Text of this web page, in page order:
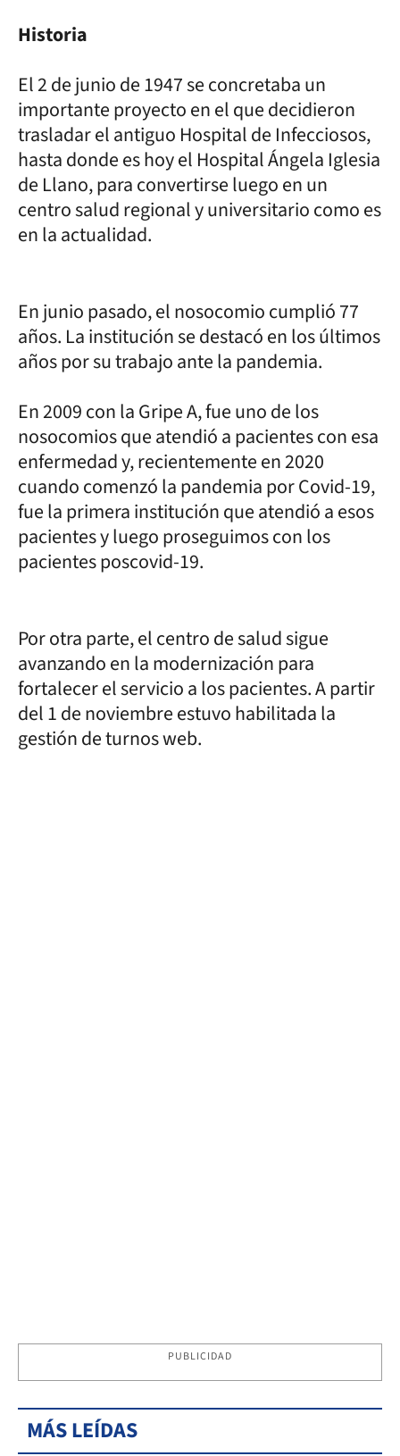
Historia
El 2 de junio de 1947 se concretaba un
importante proyecto en el que decidieron
trasladar el antiguo Hospital de Infecciosos,
hasta donde es hoy el Hospital Ángela Iglesia
de Llano, para convertirse luego en un
centro salud regional y universitario como es
en la actualidad.
En junio pasado, el nosocomio cumplió 77
años. La institución se destacó en los últimos
años por su trabajo ante la pandemia.
En 2009 con la Gripe A, fue uno de los
nosocomios que atendió a pacientes con esa
enfermedad y, recientemente en 2020
cuando comenzó la pandemia por Covid-19,
fue la primera institución que atendió a esos
pacientes y luego proseguimos con los
pacientes poscovid-19.
Por otra parte, el centro de salud sigue
avanzando en la modernización para
fortalecer el servicio a los pacientes. A partir
del 1 de noviembre estuvo habilitada la
gestión de turnos web.
PUBLICIDAD
MÁS LEÍDAS